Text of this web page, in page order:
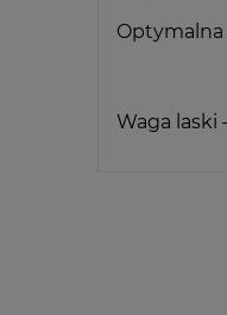
Waga laski